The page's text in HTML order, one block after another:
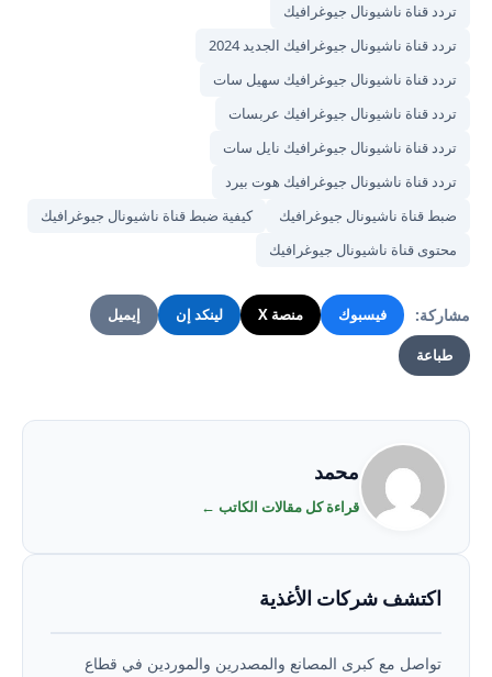
تردد قناة ناشيونال جيوغرافيك
تردد قناة ناشيونال جيوغرافيك الجديد 2024
تردد قناة ناشيونال جيوغرافيك سهيل سات
تردد قناة ناشيونال جيوغرافيك عربسات
تردد قناة ناشيونال جيوغرافيك نايل سات
تردد قناة ناشيونال جيوغرافيك هوت بيرد
ضبط قناة ناشيونال جيوغرافيك
كيفية ضبط قناة ناشيونال جيوغرافيك
محتوى قناة ناشيونال جيوغرافيك
مشاركة: فيسبوك منصة X لينكد إن إيميل
طباعة
محمد
قراءة كل مقالات الكاتب ←
اكتشف شركات الأغذية
تواصل مع كبرى المصانع والمصدرين والموردين في قطاع